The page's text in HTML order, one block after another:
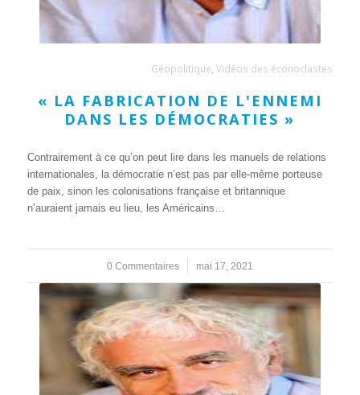
Géopolitique ,Vidéos des éconoclastes
« LA FABRICATION DE L'ENNEMI
DANS LES DÉMOCRATIES »
Contrairement à ce qu’on peut lire dans les manuels de relations
internationales, la démocratie n’est pas par elle-même porteuse
de paix, sinon les colonisations française et britannique
n’auraient jamais eu lieu, les Américains…
0 Commentaires
/ mai 17, 2021